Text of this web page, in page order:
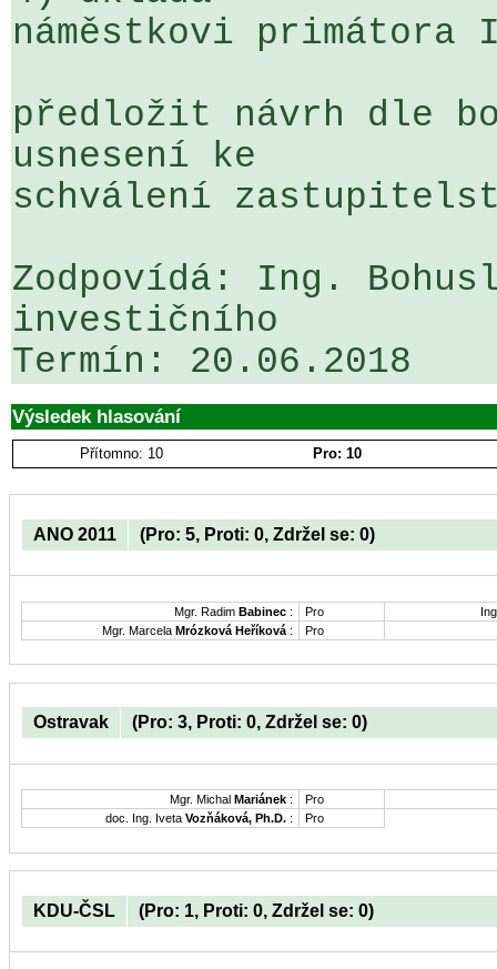
náměstkovi
předložit návrh dle
usnesení ke
schválení
Zodpovídá: Ing.
investičního
Výsledek hlasování
Přítomno: 10 Pro: 10
ANO 2011 (Pro: 5, Proti: 0, Zdržel se: 0)
Mgr. Radim Babinec : Pro
Mgr. Marcela Mrózková Heříková : Pro
Ostravak (Pro: 3, Proti: 0, Zdržel se: 0)
Mgr. Michal Mariánek :
Pro
doc. Ing. Iveta Vozňáková, Ph.D. : Pro
KDU-ČSL (Pro: 1, Proti: 0, Zdržel se: 0)